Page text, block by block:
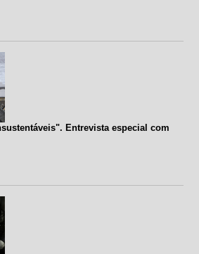
Entrevista especial com